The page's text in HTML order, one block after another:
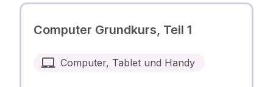
Computer Grundkurs, Teil 1
Computer, Tablet und Handy